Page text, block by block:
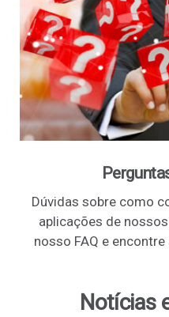
Dúvidas sobre como
aplicações de
nosso FAQ e
Notícias